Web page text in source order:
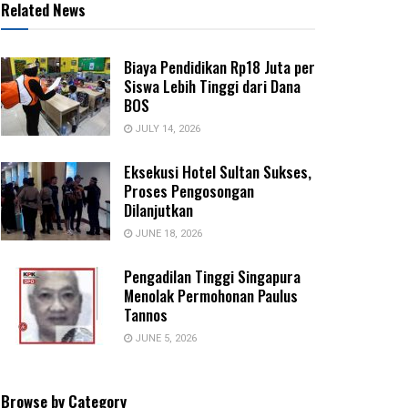
Related News
Biaya Pendidikan Rp18 Juta per
Siswa Lebih Tinggi dari Dana
BOS
JULY 14, 2026
Eksekusi Hotel Sultan Sukses,
Proses Pengosongan
Dilanjutkan
JUNE 18, 2026
Pengadilan Tinggi Singapura
Menolak Permohonan Paulus
Tannos
JUNE 5, 2026
Browse by Category